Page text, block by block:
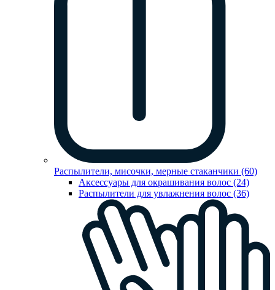
Распылители, мисочки, мерные стаканчики (60)
Аксессуары для окрашивания волос (24)
Распылители для увлажнения волос (36)